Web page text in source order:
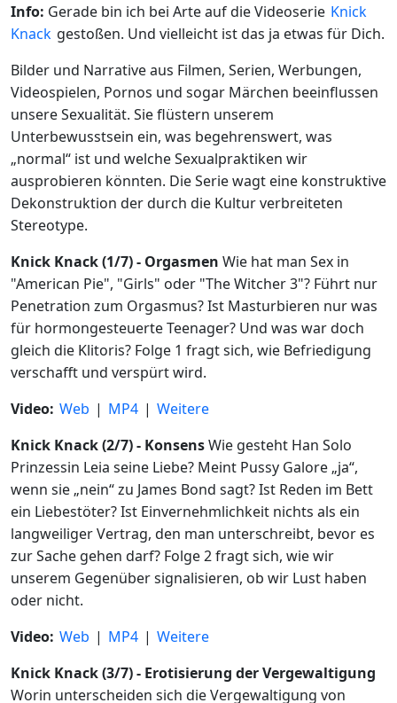
Info: Gerade bin ich bei Arte auf die Videoserie Knick
Knack gestoßen. Und vielleicht ist das ja etwas für Dich.
Bilder und Narrative aus Filmen, Serien, Werbungen,
Videospielen, Pornos und sogar Märchen beeinflussen
unsere Sexualität. Sie flüstern unserem
Unterbewusstsein ein, was begehrenswert, was
„normal“ ist und welche Sexualpraktiken wir
ausprobieren könnten. Die Serie wagt eine konstruktive
Dekonstruktion der durch die Kultur verbreiteten
Stereotype.
Knick Knack (1/7) - Orgasmen Wie hat man Sex in
"American Pie", "Girls" oder "The Witcher 3"? Führt nur
Penetration zum Orgasmus? Ist Masturbieren nur was
für hormongesteuerte Teenager? Und was war doch
gleich die Klitoris? Folge 1 fragt sich, wie Befriedigung
verschafft und verspürt wird.
Video: Web | MP4 | Weitere
Knick Knack (2/7) - KonsensWie gesteht Han Solo
Prinzessin Leia seine Liebe? Meint Pussy Galore „ja“,
wenn sie „nein“ zu James Bond sagt? Ist Reden im Bett
ein Liebestöter? Ist Einvernehmlichkeit nichts als ein
langweiliger Vertrag, den man unterschreibt, bevor es
zur Sache gehen darf? Folge 2 fragt sich, wie wir
unserem Gegenüber signalisieren, ob wir Lust haben
oder nicht.
Video: Web | MP4 | Weitere
Knick Knack (3/7) - Erotisierung der Vergewaltigung
Worin unterscheiden sich die Vergewaltigung von